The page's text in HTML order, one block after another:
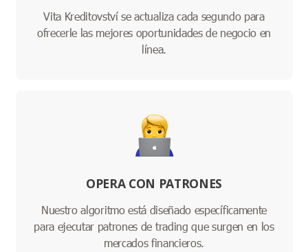
Vita Kreditovství se actualiza cada segundo para
ofrecerle las mejores oportunidades de negocio en
línea.
OPERA CON PATRONES
Nuestro algoritmo está diseñado específicamente
para ejecutar patrones de trading que surgen en los
mercados financieros.